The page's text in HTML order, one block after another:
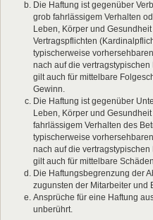
Die Haftung ist gegenüber
grob fahrlässigem Verhalten
Leben, Körper und
Vertragspflichten
typischerweise
nach auf die
gilt auch für mittelbare
Gewinn.
Die Haftung ist gegenüber
Leben, Körper und
fahrlässigem Verhalten des
typischerweise
nach auf die
gilt auch für mittelbare
Die Haftungsbegrenzung der
zugunsten der Mitarbeiter und
Ansprüche für eine Haftung
unberührt.